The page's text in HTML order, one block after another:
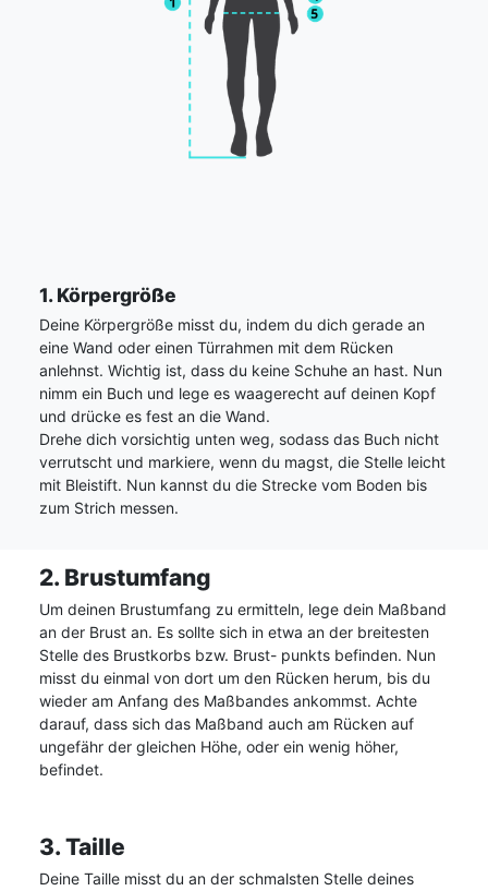
1. Körpergröße
Deine Körpergröße misst du, indem du dich gerade an
eine Wand oder einen Türrahmen mit dem Rücken
anlehnst. Wichtig ist, dass du keine Schuhe an hast. Nun
nimm ein Buch und lege es waagerecht auf deinen Kopf
und drücke es fest an die Wand.
Drehe dich vorsichtig unten weg, sodass das Buch nicht
verrutscht und markiere, wenn du magst, die Stelle leicht
mit Bleistift. Nun kannst du die Strecke vom Boden bis
zum Strich messen.
2. Brustumfang
Um deinen Brustumfang zu ermitteln, lege dein Maßband
an der Brust an. Es sollte sich in etwa an der breitesten
Stelle des Brustkorbs bzw. Brust- punkts befinden. Nun
misst du einmal von dort um den Rücken herum, bis du
wieder am Anfang des Maßbandes ankommst. Achte
darauf, dass sich das Maßband auch am Rücken auf
ungefähr der gleichen Höhe, oder ein wenig höher,
befindet.
3. Taille
Deine Taille misst du an der schmalsten Stelle deines